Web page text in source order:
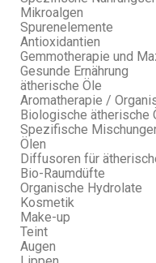
Mikroalgen
Spurenelemente
Antioxidantien
Gemmotherapie und
Gesunde Ernährung
ätherische Öle
Aromatherapie /
Biologische ätherische
Spezifische
Ölen
Diffusoren für
Bio-Raumdüfte
Organische Hydrolate
Kosmetik
Make-up
Teint
Augen